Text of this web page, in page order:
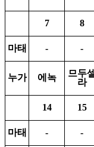
7 8
마태 - -
누가 에녹
므두
라
14 15
마태 - -